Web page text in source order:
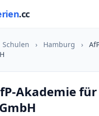
.cc
Schulen › Hamburg ›
Akademie